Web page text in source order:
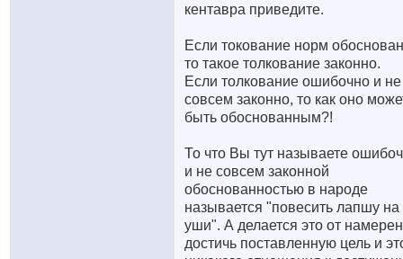
кентавра приведите.
Если токование норм
то такое толкование законно.
Если толкование ошибочно и не
совсем законно, то как оно
быть обоснованным?!
То что Вы тут называете
и не совсем законной
обоснованностью в народе
называется "повесить лапшу на
уши". А делается это от
достичь поставленную цель и